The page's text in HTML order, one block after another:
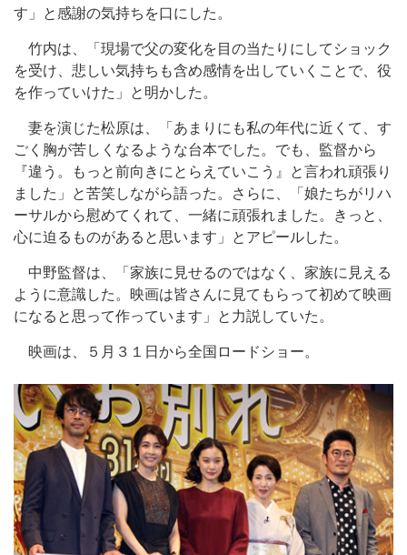
す」と感謝の気持ちを口にした。
竹内は、「現場で父の変化を目の当たりにしてショック
を受け、悲しい気持ちも含め感情を出していくことで、役
を作っていけた」と明かした。
妻を演じた松原は、「あまりにも私の年代に近くて、す
ごく胸が苦しくなるような台本でした。でも、監督から
『違う。もっと前向きにとらえていこう』と言われ頑張り
ました」と苦笑しながら語った。さらに、「娘たちがリハ
ーサルから慰めてくれて、一緒に頑張れました。きっと、
心に迫るものがあると思います」とアピールした。
中野監督は、「家族に見せるのではなく、家族に見える
ように意識した。映画は皆さんに見てもらって初めて映画
になると思って作っています」と力説していた。
映画は、５月３１日から全国ロードショー。